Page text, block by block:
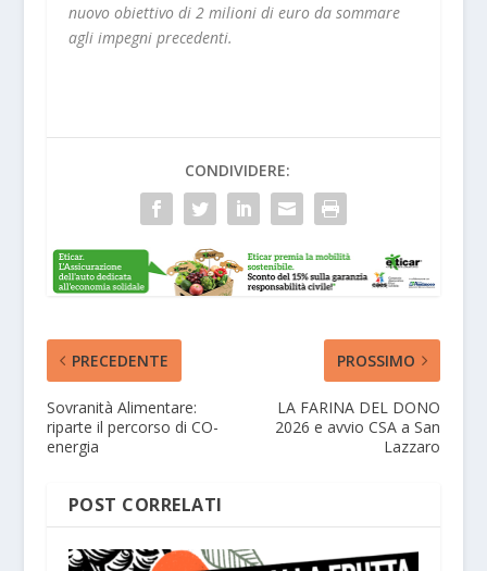
nuovo obiettivo di 2 milioni di euro da sommare
agli impegni precedenti.
CONDIVIDERE:
PRECEDENTE
Sovranità Alimentare:
riparte il percorso di CO-
energia
PROSSIMO
LA FARINA DEL DONO
2026 e avvio CSA a San
Lazzaro
POST CORRELATI